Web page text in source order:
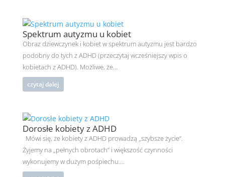
Spektrum autyzmu u kobiet
Obraz dziewczynek i kobiet w spektrum autyzmu jest bardzo
podobny do tych z ADHD (przeczytaj wcześniejszy wpis o
kobietach z ADHD). Możliwe, że...
czytaj dalej
Dorosłe kobiety z ADHD
Mówi się, że kobiety z ADHD prowadzą „szybsze życie”.
Żyjemy na „pełnych obrotach” i większość czynności
wykonujemy w dużym pośpiechu....